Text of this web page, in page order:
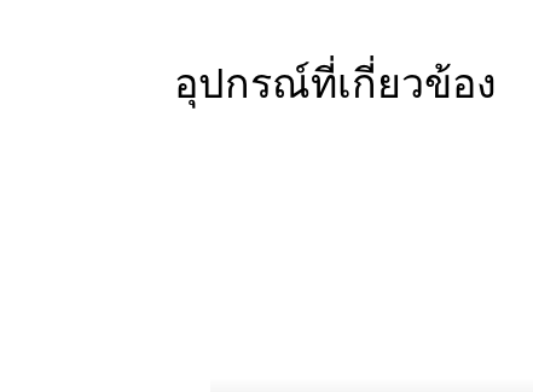
อุปกรณ์ที่เกี่ยวข้อง